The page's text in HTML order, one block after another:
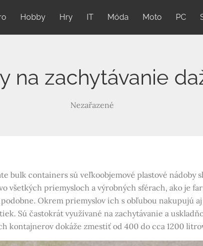
Hobby Hry IT Móda Moto PC
na zachytávanie
Nezařazené
bulk containers sú veľkoobjemové plastové nádoby
všetkých priemysloch a výrobných sférach, ako je
Okrem priemyslov ich s obľubou nakupujú
Sú častokrát využívané na zachytávanie a
kontajnerov dokáže zmestiť od 400 do cca 1200